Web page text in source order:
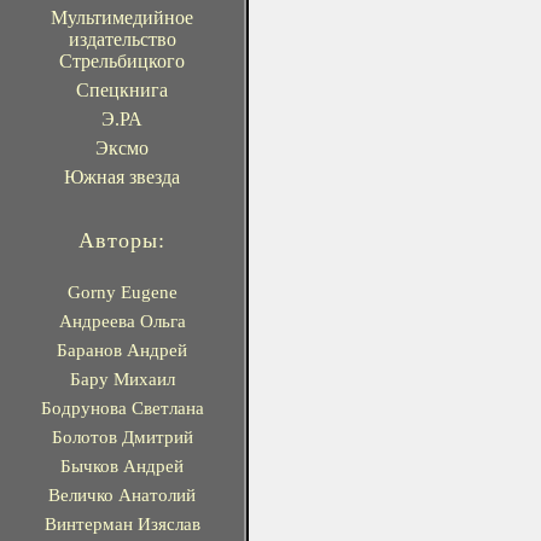
Мультимедийное
издательство
Стрельбицкого
Спецкнига
Э.РА
Эксмо
Южная звезда
Авторы:
Gorny Eugene
Андреева Ольга
Баранов Андрей
Бару Михаил
Бодрунова Светлана
Болотов Дмитрий
Бычков Андрей
Величко Анатолий
Винтерман Изяслав